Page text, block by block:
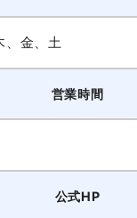
、金、土
営業時間
公式HP